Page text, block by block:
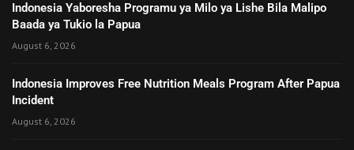
Indonesia Yaboresha Programu ya Milo ya Lishe Bila Malipo
Baada ya Tukio la Papua
August 6, 2026
Indonesia Improves Free Nutrition Meals Program After Papua
Incident
August 6, 2026